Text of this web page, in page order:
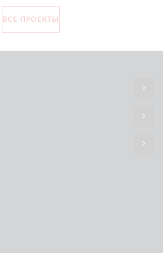
ВСЕ ПРОЕКТЫ